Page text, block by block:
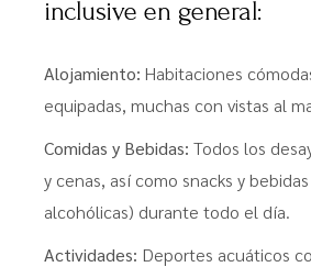
inclusive en general:
Alojamiento: Habitaciones
equipadas, muchas con vistas al
Comidas y Bebidas: Todos los
y cenas, así como snacks y
alcohólicas) durante todo el día.
Actividades: Deportes acuáticos